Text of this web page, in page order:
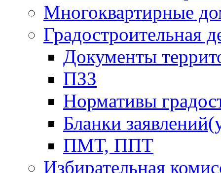
Многоквартирные
Градостроительная
Документы
ПЗЗ
Нормативы
Бланки
ПМТ, ППТ
Избирательная